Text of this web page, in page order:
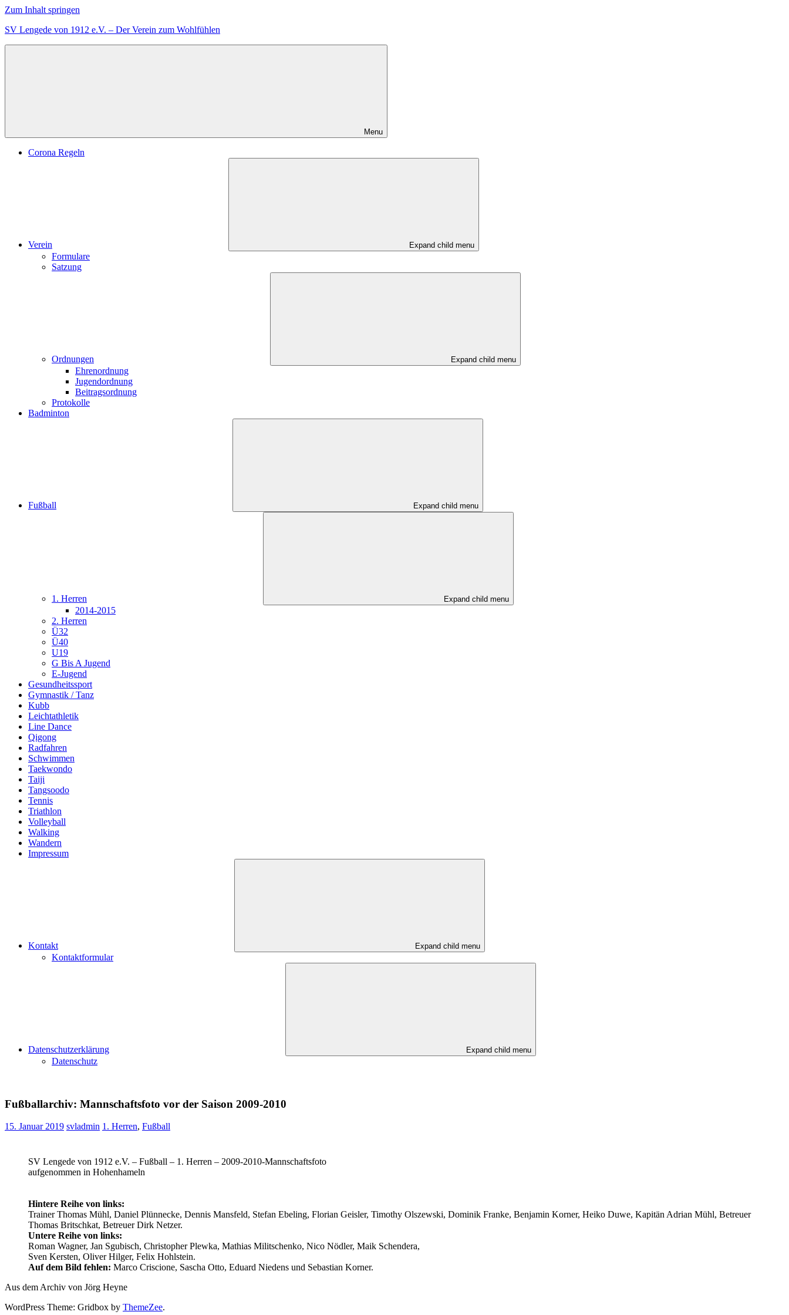
Zum Inhalt springen
SV Lengede von 1912 e.V. – Der Verein zum Wohlfühlen
Menu
Corona Regeln
Verein Expand child menu
Formulare
Satzung
Ordnungen Expand child menu
Ehrenordnung
Jugendordnung
Beitragsordnung
Protokolle
Badminton
Fußball Expand child menu
1. Herren Expand child menu
2014-2015
2. Herren
Ü32
Ü40
U19
G Bis A Jugend
E-Jugend
Gesundheitssport
Gymnastik / Tanz
Kubb
Leichtathletik
Line Dance
Qigong
Radfahren
Schwimmen
Taekwondo
Taiji
Tangsoodo
Tennis
Triathlon
Volleyball
Walking
Wandern
Impressum
Kontakt Expand child menu
Kontaktformular
Datenschutzerklärung Expand child menu
Datenschutz
Fußballarchiv: Mannschaftsfoto vor der Saison 2009-2010
15. Januar 2019 svladmin 1. Herren, Fußball
SV Lengede von 1912 e.V. – Fußball – 1. Herren – 2009-2010-Mannschaftsfoto
aufgenommen in Hohenhameln
Hintere Reihe von links:
Trainer Thomas Mühl, Daniel Plünnecke, Dennis Mansfeld, Stefan Ebeling, Florian Geisler, Timothy Olszewski, Dominik Franke, Benjamin Korner, Heiko Duwe, Kapitän Adrian Mühl, Betreuer
Thomas Britschkat, Betreuer Dirk Netzer.
Untere Reihe von links:
Roman Wagner, Jan Sgubisch, Christopher Plewka, Mathias Militschenko, Nico Nödler, Maik Schendera,
Sven Kersten, Oliver Hilger, Felix Hohlstein.
Auf dem Bild fehlen: Marco Criscione, Sascha Otto, Eduard Niedens und Sebastian Korner.
Aus dem Archiv von Jörg Heyne
WordPress Theme: Gridbox by ThemeZee.